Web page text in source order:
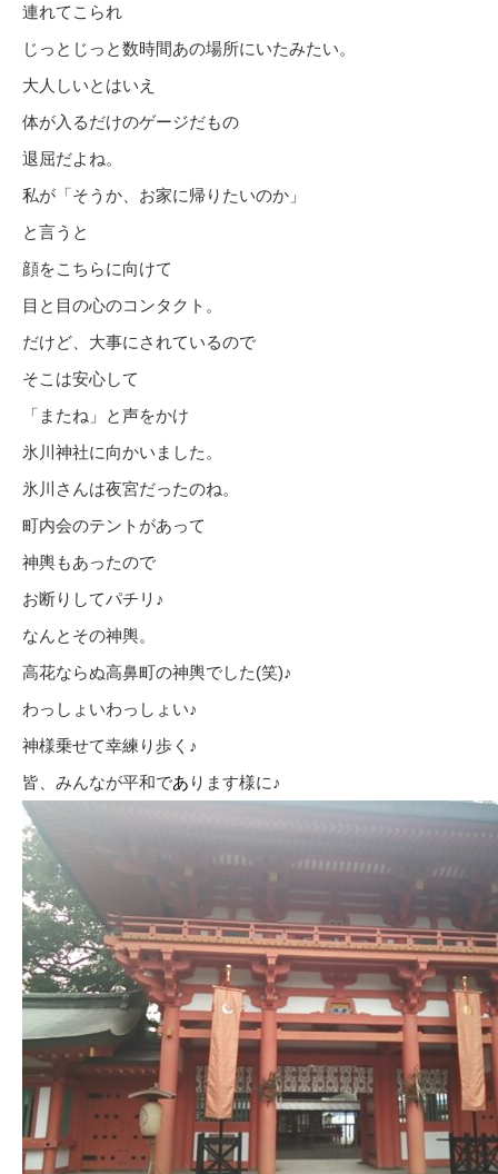
連れてこられ
じっとじっと数時間あの場所にいたみたい。
大人しいとはいえ
体が入るだけのゲージだもの
退屈だよね。
私が「そうか、お家に帰りたいのか」
と言うと
顔をこちらに向けて
目と目の心のコンタクト。
だけど、大事にされているので
そこは安心して
「またね」と声をかけ
氷川神社に向かいました。
氷川さんは夜宮だったのね。
町内会のテントがあって
神輿もあったので
お断りしてパチリ♪
なんとその神輿。
高花ならぬ高鼻町の神輿でした(笑)♪
わっしょいわっしょい♪
神様乗せて幸練り歩く♪
皆、みんなが平和であ ります様に♪